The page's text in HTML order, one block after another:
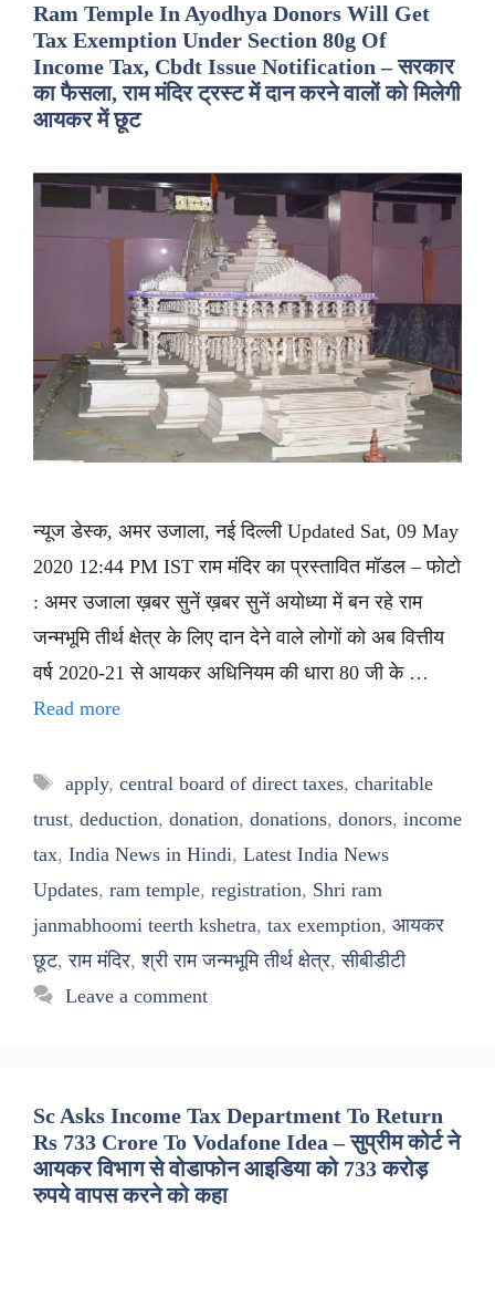
Ram Temple In Ayodhya Donors Will Get
Tax Exemption Under Section 80g Of
Income Tax, Cbdt Issue Notification – सरकार
का फैसला, राम मंदिर ट्रस्ट में दान करने वालों को मिलेगी
आयकर में छूट
न्यूज डेस्क, अमर उजाला, नई दिल्ली Updated Sat, 09 May
2020 12:44 PM IST राम मंदिर का प्रस्तावित मॉडल – फोटो
: अमर उजाला ख़बर सुनें ख़बर सुनें अयोध्या में बन रहे राम
जन्मभूमि तीर्थ क्षेत्र के लिए दान देने वाले लोगों को अब वित्तीय
वर्ष 2020-21 से आयकर अधिनियम की धारा 80 जी के …
Read more
Tags
apply, central board of direct taxes, charitable
trust, deduction, donation, donations, donors, income
tax, India News in Hindi, Latest India News
Updates, ram temple, registration, Shri ram
janmabhoomi teerth kshetra, tax exemption, आयकर
छूट,राम मंदिर,श्री राम जन्मभूमि तीर्थ क्षेत्र,सीबीडीटी
Leave a comment
Sc Asks Income Tax Department To Return
Rs 733 Crore To Vodafone Idea – सुप्रीम कोर्ट ने
आयकर विभाग से वोडाफोन आइडिया को 733 करोड़
रुपये वापस करने को कहा